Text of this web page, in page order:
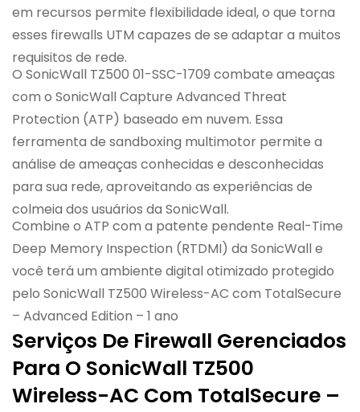
em recursos permite flexibilidade ideal, o que torna
esses firewalls UTM capazes de se adaptar a muitos
requisitos de rede.
O SonicWall TZ500 01-SSC-1709 combate ameaças
com o SonicWall Capture Advanced Threat
Protection (ATP) baseado em nuvem. Essa
ferramenta de sandboxing multimotor permite a
análise de ameaças conhecidas e desconhecidas
para sua rede, aproveitando as experiências de
colmeia dos usuários da SonicWall.
Combine o ATP com a patente pendente Real-Time
Deep Memory Inspection (RTDMI) da SonicWall e
você terá um ambiente digital otimizado protegido
pelo SonicWall TZ500 Wireless-AC com TotalSecure
– Advanced Edition – 1 ano
Serviços De Firewall Gerenciados
Para O SonicWall TZ500
Wireless-AC Com TotalSecure –